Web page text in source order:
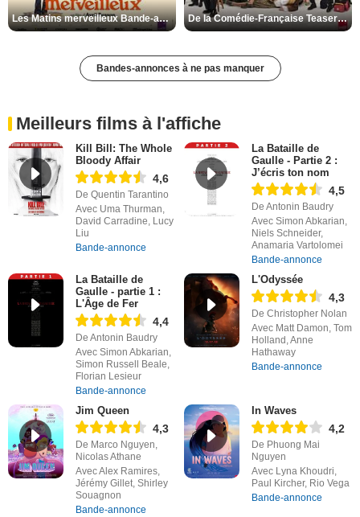
Les Matins merveilleux Bande-annonce VF De la Comédie-Française Teaser VF
Bandes-annonces à ne pas manquer
Meilleurs films à l'affiche
Kill Bill: The Whole
Bloody Affair
4,6
De Quentin Tarantino
Avec Uma Thurman,
David Carradine, Lucy
Liu
Bande-annonce
La Bataille de
Gaulle - Partie 2 :
J’écris ton nom
4,5
De Antonin Baudry
Avec Simon Abkarian,
Niels Schneider,
Anamaria Vartolomei
Bande-annonce
La Bataille de
Gaulle - partie 1 :
L'Âge de Fer
4,4
De Antonin Baudry
Avec Simon Abkarian,
Simon Russell Beale,
Florian Lesieur
Bande-annonce
L'Odyssée
4,3
De Christopher Nolan
Avec Matt Damon, Tom
Holland, Anne
Hathaway
Bande-annonce
Jim Queen
4,3
De Marco Nguyen,
Nicolas Athane
Avec Alex Ramires,
Jérémy Gillet, Shirley
Souagnon
Bande-annonce
In Waves
4,2
De Phuong Mai
Nguyen
Avec Lyna Khoudri,
Paul Kircher, Rio Vega
Bande-annonce